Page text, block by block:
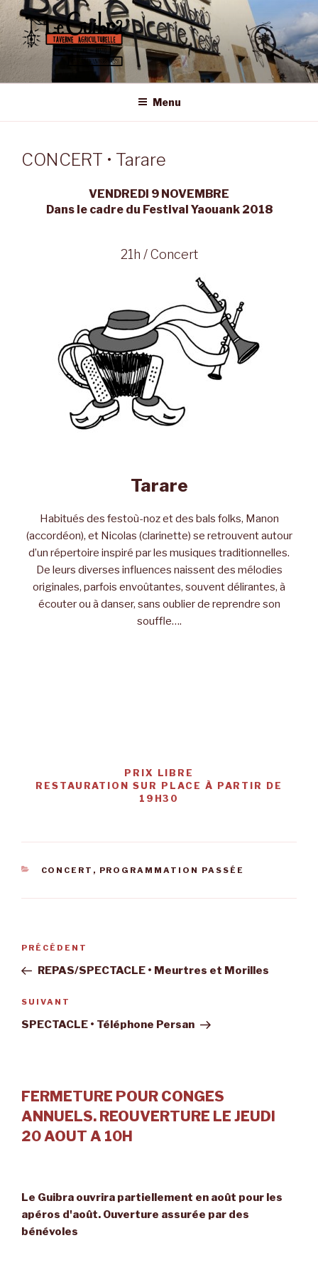
Aller
au
contenu
principal
LE GUIBRA – ST SULPICE LA
Taverne Agriculturelle • Bar – Epicerie – Resto
Menu
CONCERT • Tarare
VENDREDI 9 NOVEMBRE
Dans le cadre du Festival Yaouank 2018
21h / Concert
Tarare
Habitués des festoù-noz et des bals folks, Manon
(accordéon), et Nicolas (clarinette) se retrouvent autour
d’un répertoire inspiré par les musiques traditionnelles.
De leurs diverses influences naissent des mélodies
originales, parfois envoûtantes, souvent délirantes, à
écouter ou à danser, sans oublier de reprendre son
souffle….
PRIX LIBRE
RESTAURATION SUR PLACE À PARTIR DE
19H30
CATÉGORIES
CONCERT , PROGRAMMATION PASSÉE
Navigation
l’article
Article
précédent
PRÉCÉDENT
REPAS/SPECTACLE • Meurtres et Morilles
Article
suivant
SUIVANT
SPECTACLE • Téléphone Persan
FERMETURE POUR CONGES
ANNUELS. REOUVERTURE LE JEUDI
20 AOUT A 10H
Le Guibra ouvrira partiellement en août pour les
apéros d'août. Ouverture assurée par des
bénévoles